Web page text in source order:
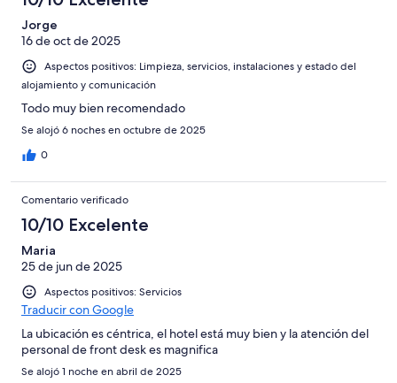
Jorge
16 de oct de 2025
Aspectos positivos: Limpieza, servicios, instalaciones y estado del
alojamiento y comunicación
Todo muy bien recomendado
Se alojó 6 noches en octubre de 2025
0
Comentario verificado
10/10 Excelente
Maria
25 de jun de 2025
Aspectos positivos: Servicios
Traducir con Google
La ubicación es céntrica, el hotel está muy bien y la atención del
personal de front desk es magnifica
Se alojó 1 noche en abril de 2025